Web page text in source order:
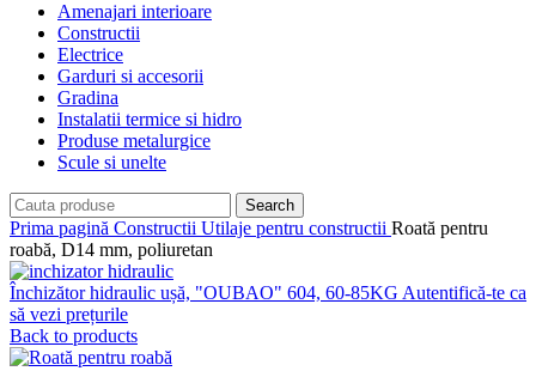
Amenajari interioare
Constructii
Electrice
Garduri si accesorii
Gradina
Instalatii termice si hidro
Produse metalurgice
Scule si unelte
Search
Prima pagină Constructii Utilaje pentru constructii Roată pentru
roabă, D14 mm, poliuretan
Închizător hidraulic ușă, "OUBAO" 604, 60-85KG Autentifică-te ca
să vezi prețurile
Back to products